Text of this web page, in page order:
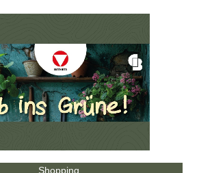
Shopping